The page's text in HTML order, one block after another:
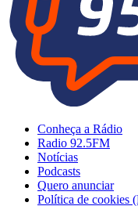
Conheça a Rádio
Radio 92.5FM
Notícias
Podcasts
Quero anunciar
Política de cookies